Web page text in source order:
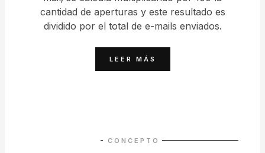
cantidad de aperturas y este resultado es
dividido por el total de e-mails enviados.
LEER MÁS
CONCEPTO